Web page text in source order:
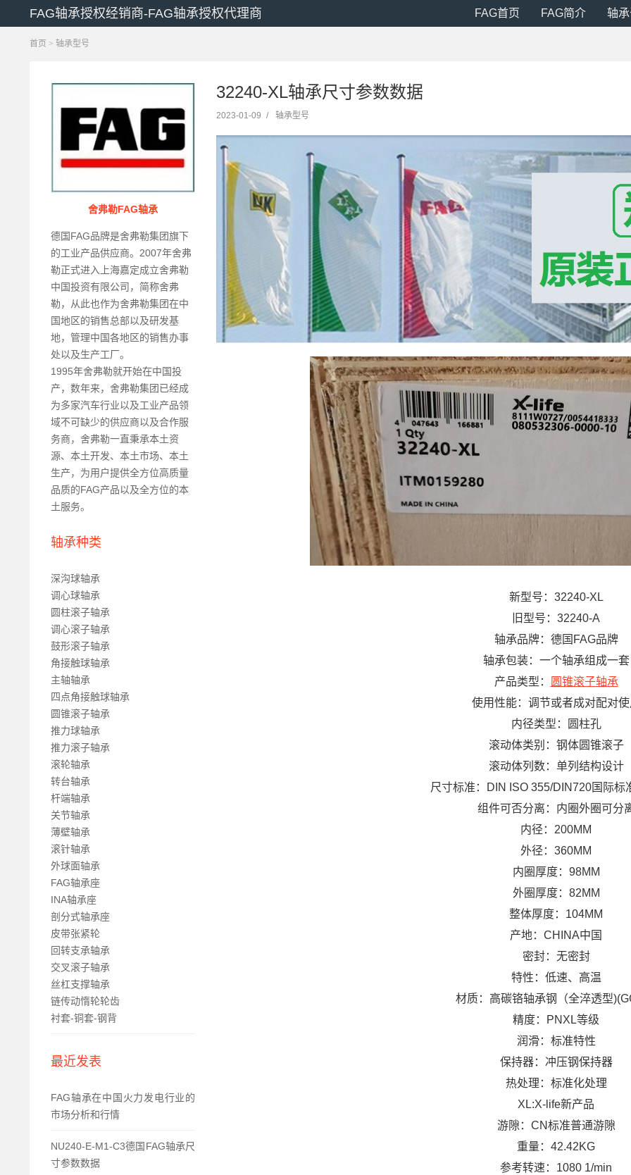
FAG轴承授权经销商-FAG轴承授权代理商 FAG首页 FAG简介 轴
首页 > 轴承型号
舍弗勒FAG轴承
德国FAG品牌是舍弗勒集团旗下
的工业产品供应商。2007年舍弗
勒正式进入上海嘉定成立舍弗勒
中国投资有限公司，简称舍弗
勒，从此也作为舍弗勒集团在中
国地区的销售总部以及研发基
地，管理中国各地区的销售办事
处以及生产工厂。
1995年舍弗勒就开始在中国投
产，数年来，舍弗勒集团已经成
为多家汽车行业以及工业产品领
域不可缺少的供应商以及合作服
务商，舍弗勒一直秉承本土资
源、本土开发、本土市场、本土
生产，为用户提供全方位高质量
品质的FAG产品以及全方位的本
土服务。
轴承种类
深沟球轴承
调心球轴承
圆柱滚子轴承
调心滚子轴承
鼓形滚子轴承
角接触球轴承
主轴轴承
四点角接触球轴承
圆锥滚子轴承
推力球轴承
推力滚子轴承
滚轮轴承
转台轴承
杆端轴承
关节轴承
薄壁轴承
滚针轴承
外球面轴承
FAG轴承座
INA轴承座
剖分式轴承座
皮带张紧轮
回转支承轴承
交叉滚子轴承
丝杠支撑轴承
链传动惰轮轮齿
衬套-铜套-钢背
最近发表
FAG轴承在中国火力发电行业的
市场分析和行情
NU240-E-M1-C3德国FAG轴承尺
寸参数数据
32240-XL轴承尺寸参数数据
2023-01-09 / 轴承型号
新型号：32240-XL
旧型号：32240-A
轴承品牌：德国FAG品牌
轴承包装：一个轴承组成一套
产品类型：
圆锥滚子轴承
使用性能：调节或者成对配对
内径类型：圆柱孔
滚动体类别：钢体圆锥滚子
滚动体列数：单列结构设计
尺寸标准：DIN ISO 355/DIN720国际标
组件可否分离：内圈外圈可分
内径：200MM
外径：360MM
内圈厚度：98MM
外圈厚度：82MM
整体厚度：104MM
产地：CHINA中国
密封：无密封
特性：低速、高温
材质：高碳铬轴承钢（全淬透型
精度：PNXL等级
润滑：标准特性
保持器：冲压钢保持器
热处理：标准化处理
XL:X-life新产品
游隙：CN标准普通游隙
重量：42.42KG
参考转速：1080 1/min